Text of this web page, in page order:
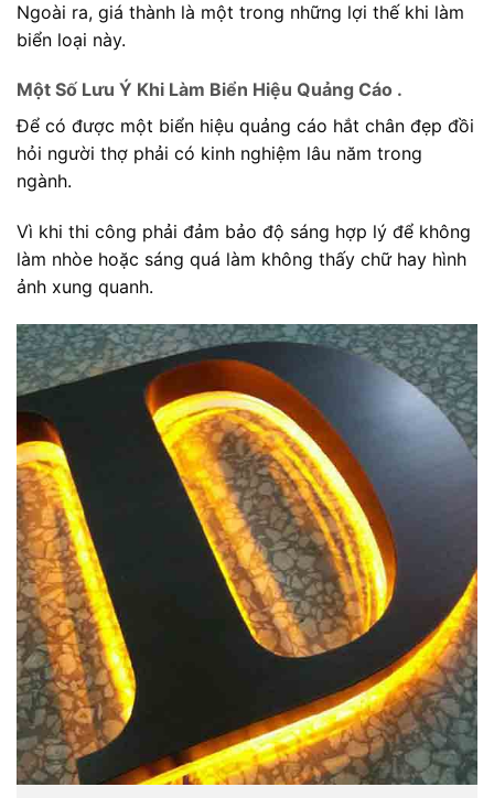
Ngoài ra, giá thành là một trong những lợi thế khi làm
biển loại này.
Một Số Lưu Ý Khi Làm Biển Hiệu Quảng Cáo .
Để có được một biển hiệu quảng cáo hắt chân đẹp đồi
hỏi người thợ phải có kinh nghiệm lâu năm trong
ngành.
Vì khi thi công phải đảm bảo độ sáng hợp lý để không
làm nhòe hoặc sáng quá làm không thấy chữ hay hình
ảnh xung quanh.